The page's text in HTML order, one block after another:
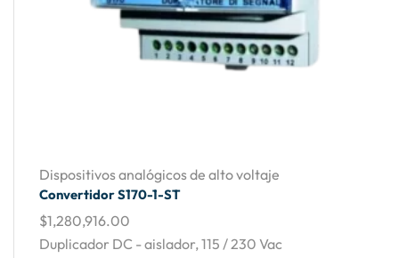
Dispositivos analógicos de alto voltaje
Convertidor S170-1-ST
$1,280,916.00
Duplicador DC - aislador, 115 / 230 Vac